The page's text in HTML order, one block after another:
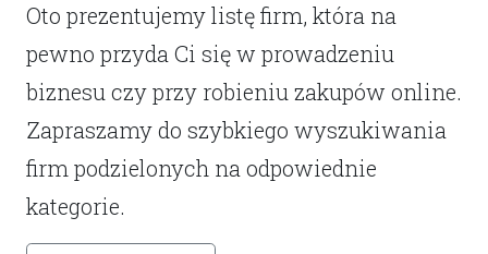
Oto prezentujemy listę firm, która na
pewno przyda Ci się w prowadzeniu
biznesu czy przy robieniu zakupów online.
Zapraszamy do szybkiego wyszukiwania
firm podzielonych na odpowiednie
kategorie.